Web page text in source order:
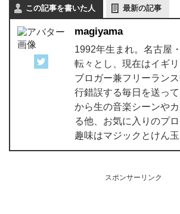
この記事を書いた人 最新の記事
magiyama
1992年生まれ。名古屋
転々とし、現在はイギ
ブロガー兼フリーラン
行錯誤する毎日を送っ
から生の音楽シーンや
る他、お気に入りのプロ
趣味はマジックとけん玉
スポンサーリンク